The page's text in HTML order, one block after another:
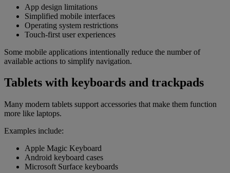
App design limitations
Simplified mobile interfaces
Operating system restrictions
Touch-first user experiences
Some mobile applications intentionally reduce the number of
available actions to simplify navigation.
Tablets with keyboards and trackpads
Many modern tablets support accessories that make them function
more like laptops.
Examples include:
Apple Magic Keyboard
Android keyboard cases
Microsoft Surface keyboards